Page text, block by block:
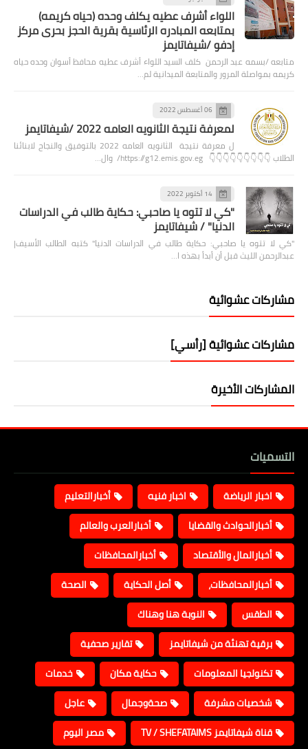
اللواء أشرف عطيه يكلف وحده (حياه كريمه)
بمتابعه المبادره الرئاسية بقرية الحجز بحرى مركز
إدفو /شيفاتايمز
متابعه /بسمه عبد الرحمن كلف السيد اللواء أشرف عطيه محافظ أسوان وحده حياه
كريمه بمواصلة المرور والمتابعة الميدانية لم…
06 أغسطس 2022
لمعرفة نتيجة الثانويه العامه 2022 /شيفاتايمز
ل معرفة نتيجة الثانويه العامه 2022 بالتوفيق والنجاح لابنائنا
الطلاب 👇👇👇👇👇👇👇👇👇 https://g12.emis.gov.eg/ وال…
14 أكتوبر 2022
"كي لا تتوه يا صاحبي: حكاية طالب في الدراسات
الدنيا" / شيفاتايمز
"كي لا تتوه يا صاحبي: حكاية طالب في الدراسات الدنيا" كتبه الطالب الأسيف|
عبدالرحمن الليث قبل أن أبدأ بهذه ا…
مشاركات عشوائية
مشاركات عشوائية [رأسي]
المشاركات الأخيرة
التسميات
اخبار الرياضة اخبار فنيه
أخبارالتعليم
أخبارالحوادث والقضايا
أخبارالعرب والعالم
أخبارالمال والأقتصاد
أخبارالمحافظات
أخبارالمحافظات،
أصل الحكاية
الصحة
الطقس
النوبة هنا وهناك
برقية تهنئة من شيفاتايمز
تقارير صحفية
تكنولجيا المعلومات
حكاية مكان
خدمات
شخصيات مشرفة
صحةوجمال
عاجل
قناة شيفاتايمز TV / SHEFATAIMS
مصر اليوم